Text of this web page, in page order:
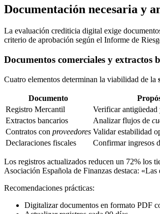
Documentación necesaria y
La evaluación crediticia digital exige
criterio de aprobación según el Informe de
Documentos comerciales y extractos
Cuatro elementos determinan la viabilidad de la
Documento
Registro Mercantil
Verificar antigüedad
Extractos bancarios
Analizar flujos de
Contratos con proveedores Validar estabilidad
Declaraciones fiscales
Confirmar ingresos
Los registros actualizados reducen un 72% los
Asociación Española de Finanzas destaca:
Recomendaciones prácticas:
Digitalizar documentos en formato PDF